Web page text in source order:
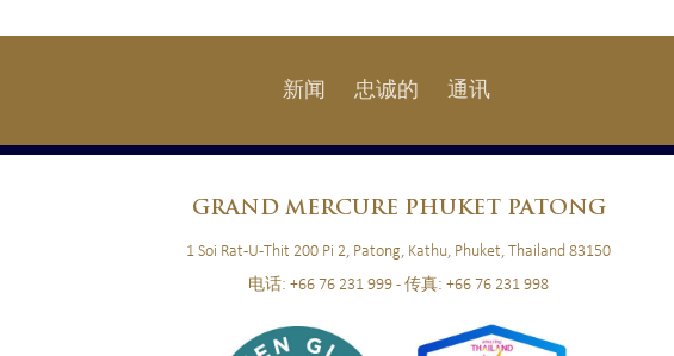
新闻 忠诚的 通讯
GRANDMERCURE PHUKET PATONG
1 Soi Rat-U-Thit 200 Pi 2, Patong, Kathu, Phuket, Thailand 83150
电话: +66 76 231 999 - 传真: +66 76 231 998